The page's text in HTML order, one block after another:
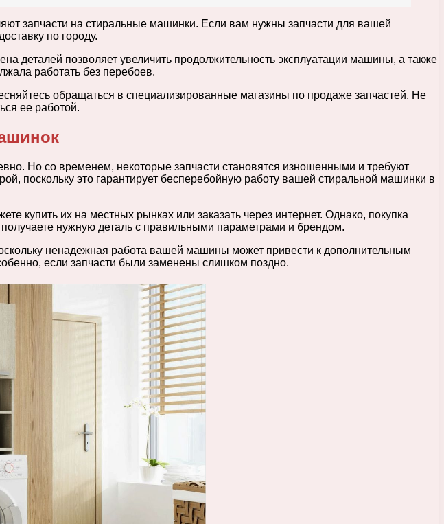
запчасти на стиральные машинки. Если вам нужны запчасти для вашей
по городу.
деталей позволяет увеличить продолжительность эксплуатации машины, а также
работать без перебоев.
обращаться в специализированные магазины по продаже запчастей. Не
ее работой.
Но со временем, некоторые запчасти становятся изношенными и требуют
поскольку это гарантирует бесперебойную работу вашей стиральной машинки в
купить их на местных рынках или заказать через интернет. Однако, покупка
получаете нужную деталь с правильными параметрами и брендом.
ненадежная работа вашей машины может привести к дополнительным
если запчасти были заменены слишком поздно.